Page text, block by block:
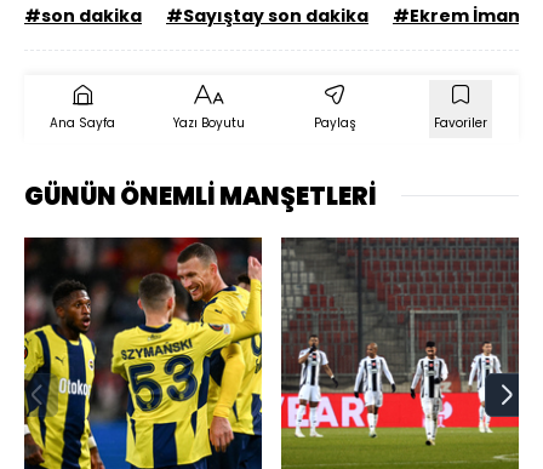
#son dakika #Sayıştay son dakika #Ekrem
Ana Sayfa Yazı Boyutu Paylaş Favoriler
GÜNÜN ÖNEMLİ MANŞETLERİ